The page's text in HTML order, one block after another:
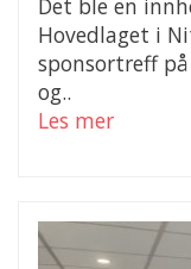
Hovedlaget i
sponsortreff
og..
Les mer